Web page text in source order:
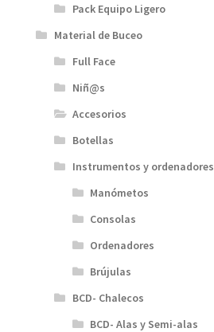
Pack Equipo Ligero
Material de Buceo
Full Face
Niñ@s
Accesorios
Botellas
Instrumentos y ordenadores
Manómetos
Consolas
Ordenadores
Brújulas
BCD- Chalecos
BCD- Alas y Semi-alas